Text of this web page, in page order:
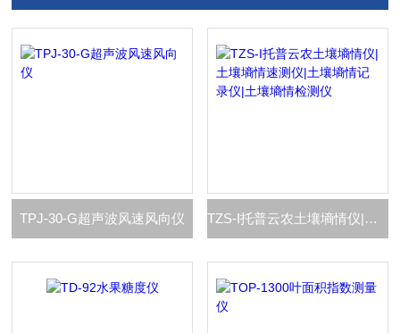
TPJ-30-G超声波风速风向仪 TZS-I托普云农土壤墒情仪|土壤墒情速测仪|土壤墒情记录仪|土壤墒情检测仪